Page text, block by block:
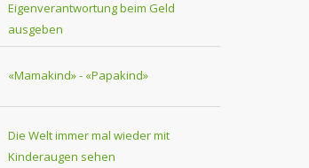
Eigenverantwortung beim Geld
ausgeben
«Mamakind» - «Papakind»
Die Welt immer mal wieder mit
Kinderaugen sehen